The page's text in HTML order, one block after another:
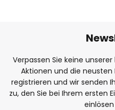
Verpassen Sie keine
Aktionen und die
registrieren und wir senden
zu, den Sie bei Ihrem ersten